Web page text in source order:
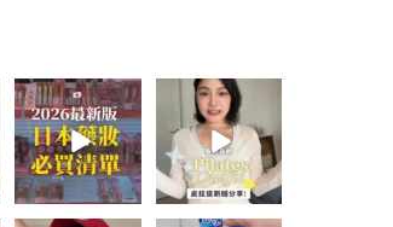
2026🇯🇵日本藥
妝店必買什麼
日本最近紅什
麼？...
123
20
💭留言「美背」
傳🔗給你！
🏷️#吉推韓國
🇰🇷
...
48 20